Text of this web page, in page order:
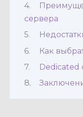
сервера
Как
Dedicated